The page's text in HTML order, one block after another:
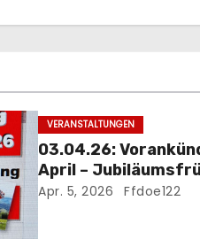
VERANSTALTUNGEN
03.04.26:
April –
FF Döppling mit
Apr. 5, 2026 Ffdoe122